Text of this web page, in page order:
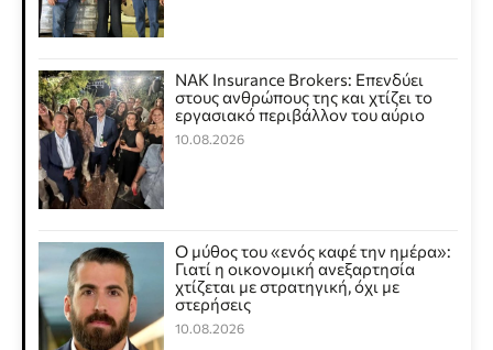
NAK Insurance Brokers: Επενδύει
στους ανθρώπους της και χτίζει το
εργασιακό περιβάλλον του αύριο
10.08.2026
Ο μύθος του «ενός καφέ την ημέρα»:
Γιατί η οικονομική ανεξαρτησία
χτίζεται με στρατηγική, όχι με
στερήσεις
10.08.2026